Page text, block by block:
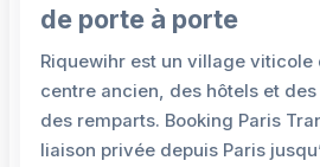
de porte à porte
Riquewihr est un village viticole
centre ancien, des hôtels et
des remparts. Booking Paris
liaison privée depuis Paris